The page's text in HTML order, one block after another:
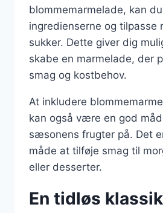
blommemarmelade, kan
ingredienserne og
sukker. Dette giver dig
skabe en marmelade, der
smag og kostbehov.
At inkludere
kan også være en god
sæsonens frugter på. Det
måde at tilføje smag til
eller desserter.
En tidløs